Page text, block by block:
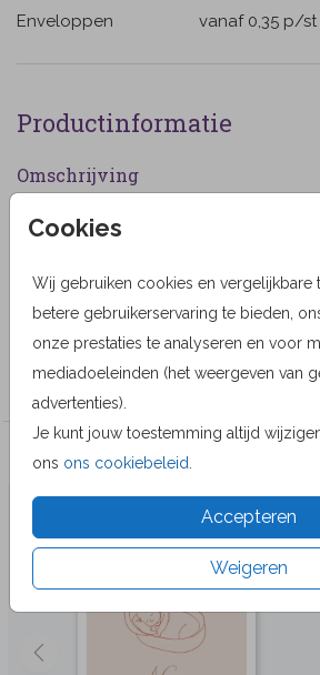
Cookies
Wij gebruiken cookies en vergelijkbare
betere gebruikerservaring te bieden,
onze prestaties te analyseren en voor
mediadoeleinden (het weergeven van
advertenties).
Je kunt jouw toestemming altijd
ons ons cookiebeleid
Accepteren
Weigeren
Enveloppen
vanaf 0,35 p/st
Productinformatie
Omschrijving
Rouwkaart voor een man met foto
Designer
Alma Langerak
Collectie
Veel gekozen producten